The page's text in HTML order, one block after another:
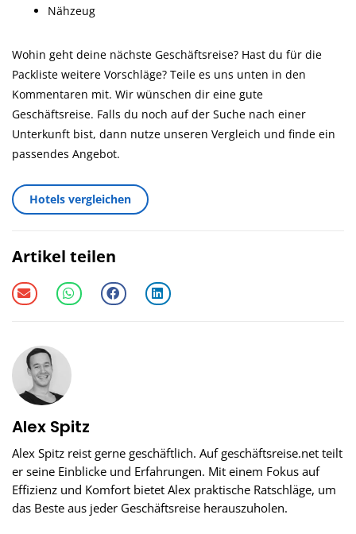
Nähzeug
Wohin geht deine nächste Geschäftsreise? Hast du für die
Packliste weitere Vorschläge? Teile es uns unten in den
Kommentaren mit. Wir wünschen dir eine gute
Geschäftsreise. Falls du noch auf der Suche nach einer
Unterkunft bist, dann nutze unseren Vergleich und finde ein
passendes Angebot.
Hotels vergleichen
Artikel teilen
Alex Spitz
Alex Spitz reist gerne geschäftlich. Auf geschäftsreise.net teilt
er seine Einblicke und Erfahrungen. Mit einem Fokus auf
Effizienz und Komfort bietet Alex praktische Ratschläge, um
das Beste aus jeder Geschäftsreise herauszuholen.